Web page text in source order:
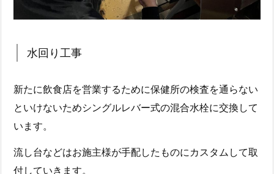
水回り工事
新たに飲食店を営業するために保健所の検査を通らない
といけないためシングルレバー式の混合水栓に交換して
います。
流し台などはお施主様が手配したものにカスタムして取
付していきます。